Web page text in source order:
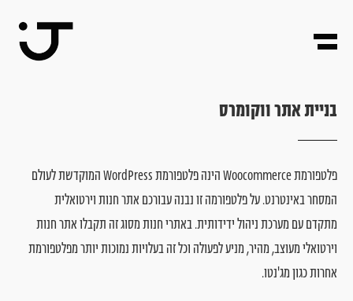
בנייתאתרווקומרס
פלטפורמתWoocommerceהינהפלטפורמתWordPressהמוקדשתלעולם
המסחרבאינטרנט.עלפלטפורמהזונבנהעבורכםאתרחנותוירטואלית
מתקדםעםמערכתניהולידידותית.באתריחנותמסוגזהתקבלואתרחנות
וירטואלימעוצב,מהיר,מניעלפעולהוכלזהבעלויותנמוכותיותרמפלטפורמת
אחרותכגוןמג'נטו.